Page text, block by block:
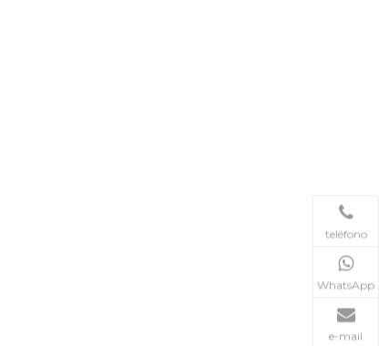
teléfono
WhatsApp
e-mail